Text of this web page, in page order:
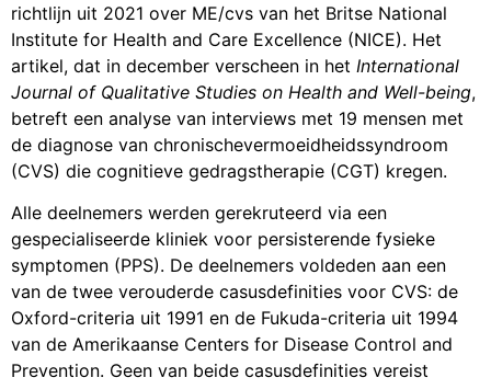
richtlijn uit 2021 over ME/cvs van het Britse National
Institute for Health and Care Excellence (NICE). Het
artikel, dat in december verscheen in het International
Journal of Qualitative Studies on Health and Well-being,
betreft een analyse van interviews met 19 mensen met
de diagnose van chronischevermoeidheidssyndroom
(CVS) die cognitieve gedragstherapie (CGT) kregen.
Alle deelnemers werden gerekruteerd via een
gespecialiseerde kliniek voor persisterende fysieke
symptomen (PPS). De deelnemers voldeden aan een
van de twee verouderde casusdefinities voor CVS: de
Oxford-criteria uit 1991 en de Fukuda-criteria uit 1994
van de Amerikaanse Centers for Disease Control and
Prevention. Geen van beide casusdefinities vereist